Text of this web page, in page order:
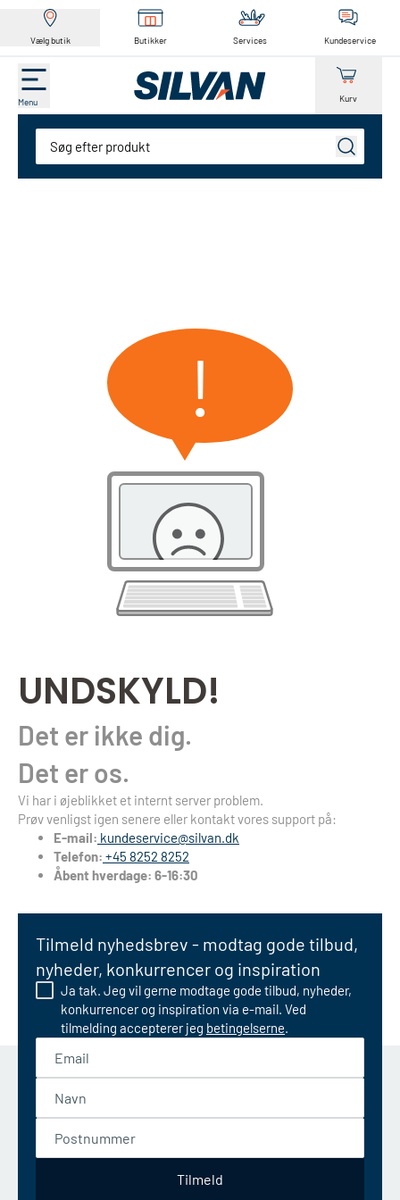
Vælg butik Butikker Services Kundeservice
Menu Kurv
Søg
UNDSKYLD!
Det er ikke dig.
Det er os.
Vi har i øjeblikket et internt server problem.
Prøv venligst igen senere eller kontakt vores support på:
E-mail: kundeservice@silvan.dk
Telefon: +45 8252 8252
Åbent hverdage: 6-16:30
!
Tilmeld nyhedsbrev - modtag gode tilbud,
nyheder, konkurrencer og inspiration
Ja tak. Jeg vil gerne modtage gode tilbud, nyheder,
konkurrencer og inspiration via e-mail. Ved
tilmelding accepterer jeg betingelserne.
Tilmeld